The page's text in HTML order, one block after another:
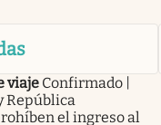
viaje Confirmado |
República
el ingreso al